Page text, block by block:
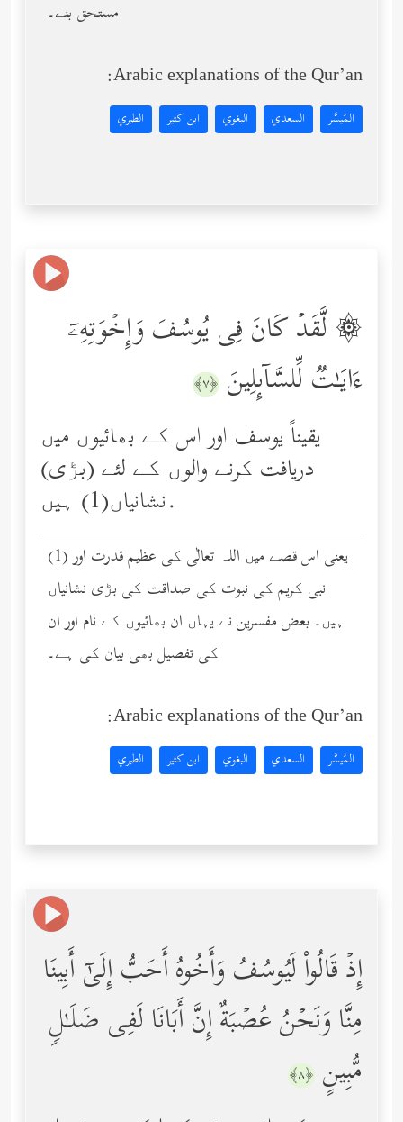
مستحق بنے۔
Arabic explanations of the Qur’an:
المُيسَّر السعدي البغوي ابن كثير الطبري
۞ لَّقَدۡ كَانَ فِی یُوسُفَ وَإِخۡوَتِهِۦۤ
ءَایَـٰتࣱ لِّلسَّاۤىِٕلِینَ ﴿٧﴾
یقیناً یوسف اور اس کے بھائیوں میں
دریافت کرنے والوں کے لئے (بڑی)
نشانیاں(1) ہیں.
(1) یعنی اس قصے میں اللہ تعالٰی کی عظیم قدرت اور
نبی کریم کی نبوت کی صداقت کی بڑی نشانیاں
ہیں۔ بعض مفسرین نے یہاں ان بھائیوں کے نام اور ان
کی تفصیل بھی بیان کی ہے۔
Arabic explanations of the Qur’an:
المُيسَّر السعدي البغوي ابن كثير الطبري
إِذۡ قَالُواْ لَیُوسُفُ وَأَخُوهُ أَحَبُّ إِلَىٰۤ أَبِینَا
مِنَّا وَنَحۡنُ عُصۡبَةٌ إِنَّ أَبَانَا لَفِی ضَلَـٰلࣲ
مُّبِینٍ ﴿٨﴾